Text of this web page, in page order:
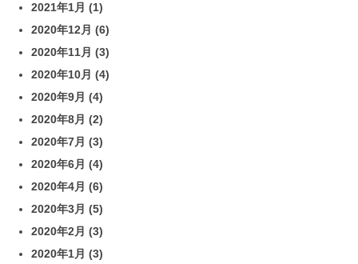
2021年1月 (1)
2020年12月 (6)
2020年11月 (3)
2020年10月 (4)
2020年9月 (4)
2020年8月 (2)
2020年7月 (3)
2020年6月 (4)
2020年4月 (6)
2020年3月 (5)
2020年2月 (3)
2020年1月 (3)